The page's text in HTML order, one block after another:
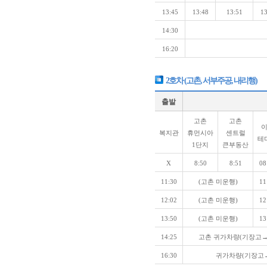
13:45 13:48 13:51
14:30
16:20
2호차 (고촌, 서부주공, 내리행)
출발
복지관
고촌
휴먼시아
1단지
고촌
센트럴
큰부동산
테
X 8:50 8:51
11:30 (고촌 미운행)
12:02 (고촌 미운행)
13:50 (고촌 미운행)
14:25 고촌 귀가차량(기장
16:30 귀가차량(기장